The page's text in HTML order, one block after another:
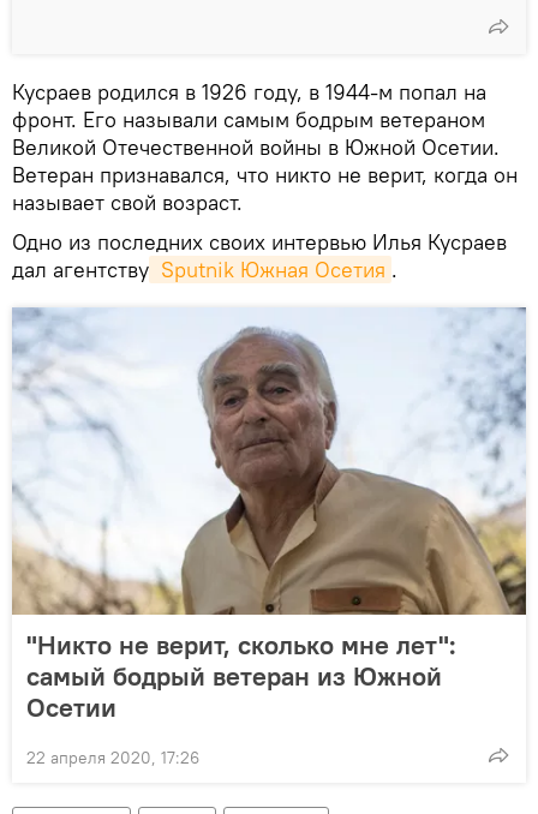
Кусраев родился в 1926 году, в 1944-м попал на
фронт. Его называли самым бодрым ветераном
Великой Отечественной войны в Южной Осетии.
Ветеран признавался, что никто не верит, когда он
называет свой возраст.
Одно из последних своих интервью Илья Кусраев
дал агентству Sputnik Южная Осетия .
"Никто не верит, сколько мне лет":
самый бодрый ветеран из Южной
Осетии
22 апреля 2020, 17:26